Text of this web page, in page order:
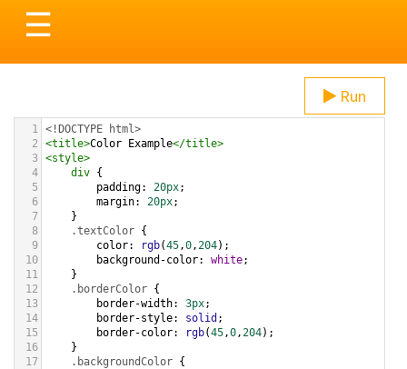
Toggle
navigation
☰
Run
1 <!DOCTYPE html>
2
<title>Color Example</title>
3 <style>
4
div {
5
padding: 20px;
6
margin: 20px;
7
}
8
.textColor {
9
color: rgb(45,0,204);
10
background-color: white;
11
}
12
.borderColor {
13
border-width: 3px;
14
border-style: solid ;
15
border-color: rgb(45,0,204);
16
}
17
.backgroundColor {